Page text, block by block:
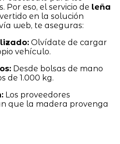
Por eso, el servicio de leña
en la solución
web, te aseguras:
Olvídate de cargar
vehículo.
Desde bolsas de mano
de 1.000 kg.
Los proveedores
que la madera provenga